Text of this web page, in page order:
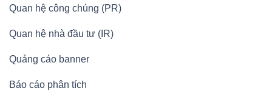
Quan hệ công chúng (PR)
Quan hệ nhà đầu tư (IR)
Quảng cáo banner
Báo cáo phân tích